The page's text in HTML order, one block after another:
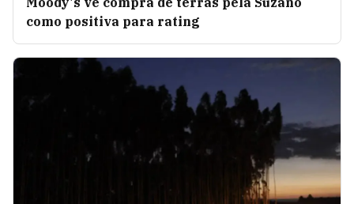
como positiva para rating